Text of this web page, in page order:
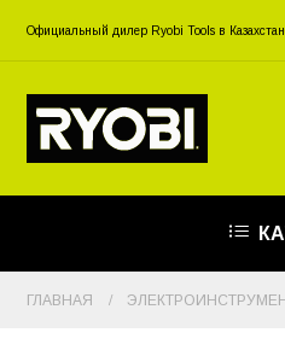
Официальный дилер Ryobi Tools в
ГЛАВНАЯ